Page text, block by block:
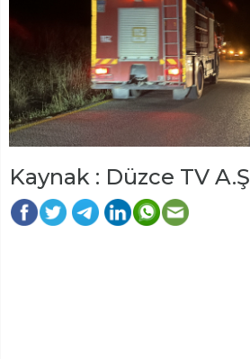
Kaynak : Düzce TV A.Ş